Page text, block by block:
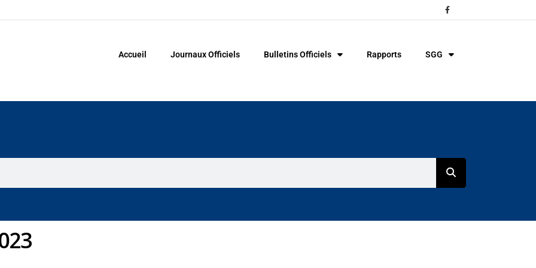
Accueil Journaux Officiels Bulletins Officiels Rapports SGG